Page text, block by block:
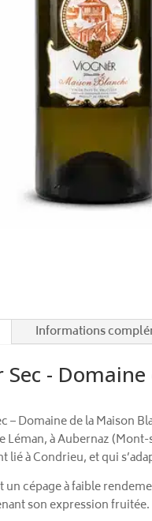
Informations
Sec -
– Domaine de la Maison
à Aubernaz
lié à Condrieu, et qui
un cépage à faible
son expression fruitée.